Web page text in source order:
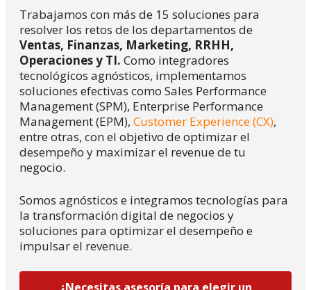
Trabajamos con más de 15 soluciones para
resolver los retos de los departamentos de
Ventas, Finanzas, Marketing, RRHH,
Operaciones y TI. Como integradores
tecnológicos agnósticos, implementamos
soluciones efectivas como Sales Performance
Management (SPM), Enterprise Performance
Management (EPM), Customer Experience (CX),
entre otras, con el objetivo de optimizar el
desempeño y maximizar el revenue de tu
negocio.
Somos agnósticos e integramos tecnologías para
la transformación digital de negocios y
soluciones para optimizar el desempeño e
impulsar el revenue.